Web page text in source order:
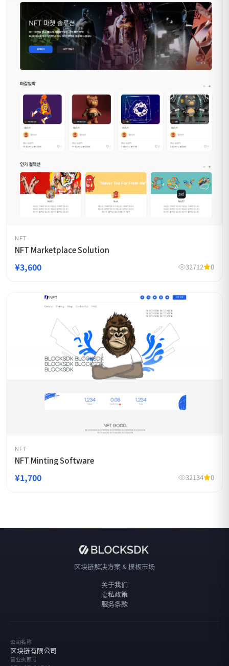
NFT
NFT Marketplace Solution
¥3,600 32712 0
NFT
NFT Minting Software
¥1,700 32134 0
区块链解决方案 & 模板市场
关于我们
隐私政策
服务条款
公司名称
区块链有限公司
营业执照号